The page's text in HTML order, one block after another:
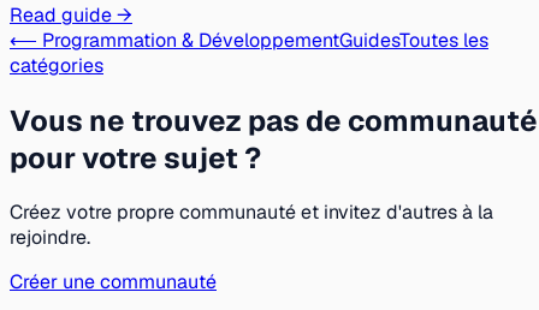
Read guide →
⟵ Programmation & DéveloppementGuidesToutes les
catégories
Vous ne trouvez pas de communauté
pour votre sujet ?
Créez votre propre communauté et invitez d'autres à la
rejoindre.
Créer une communauté